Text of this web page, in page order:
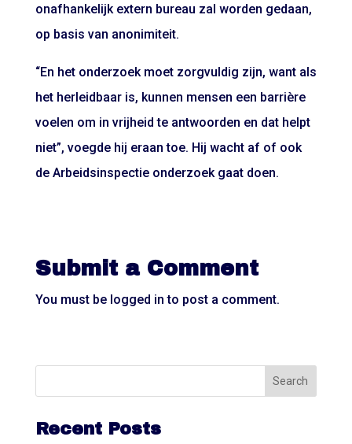
onafhankelijk extern bureau zal worden gedaan,
op basis van anonimiteit.
“En het onderzoek moet zorgvuldig zijn, want als
het herleidbaar is, kunnen mensen een barrière
voelen om in vrijheid te antwoorden en dat helpt
niet”, voegde hij eraan toe. Hij wacht af of ook
de Arbeidsinspectie onderzoek gaat doen.
Submit a Comment
You must be logged in to post a comment.
Recent Posts